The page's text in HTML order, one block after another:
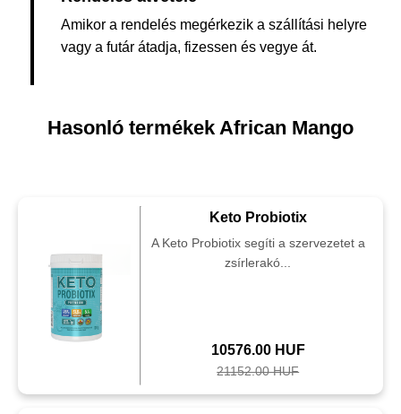
Amikor a rendelés megérkezik a szállítási helyre
vagy a futár átadja, fizessen és vegye át.
Hasonló termékek African Mango
Keto Probiotix
A Keto Probiotix segíti a szervezetet a
zsírlerakó...
10576.00 HUF
21152.00 HUF